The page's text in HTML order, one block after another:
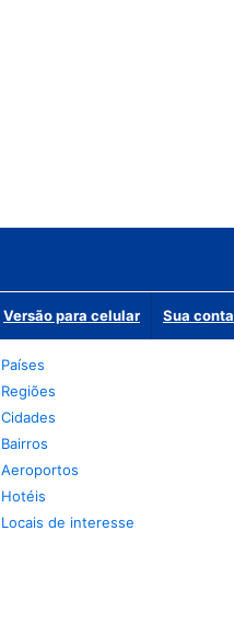
Versão para celular Sua conta
Países
Regiões
Cidades
Bairros
Aeroportos
Hotéis
Locais de interesse